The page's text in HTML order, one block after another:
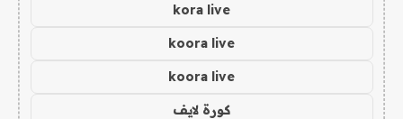
kora live
koora live
koora live
كورة لايف